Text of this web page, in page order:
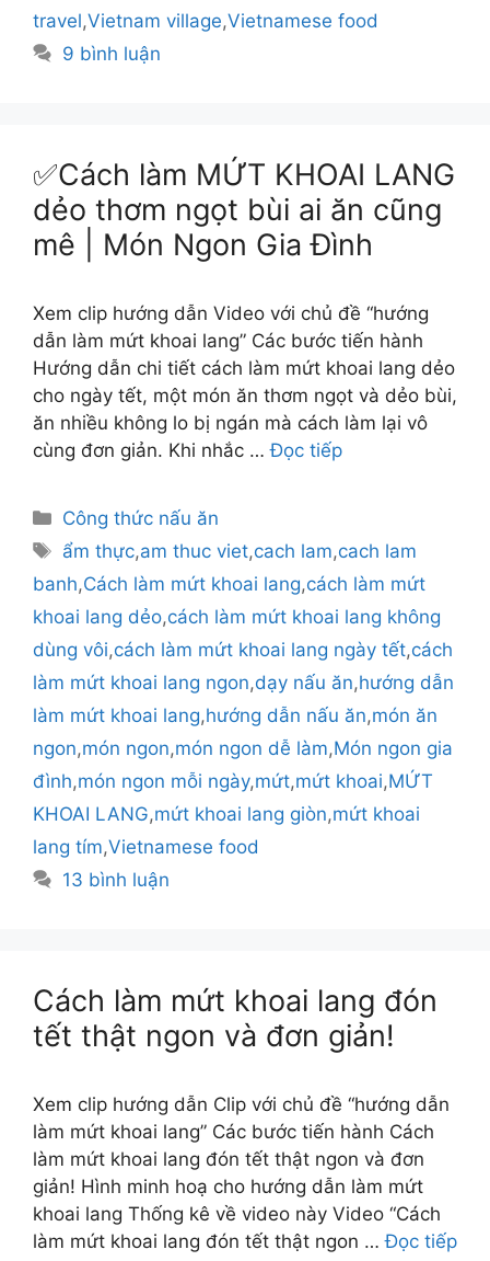
travel,Vietnam village,Vietnamese food
9 bình luận
✅Cách làm MỨT KHOAI LANG
dẻo thơm ngọt bùi ai ăn cũng
mê | Món Ngon Gia Đình
Xem clip hướng dẫn Video với chủ đề “hướng
dẫn làm mứt khoai lang” Các bước tiến hành
Hướng dẫn chi tiết cách làm mứt khoai lang dẻo
cho ngày tết, một món ăn thơm ngọt và dẻo bùi,
ăn nhiều không lo bị ngán mà cách làm lại vô
cùng đơn giản. Khi nhắc …Đọc tiếp
Danh
mục
Công thức nấu ăn
Thẻ
ẩm thực,am thuc viet,cach lam,cach lam
banh,Cách làm mứt khoai lang,cách làm mứt
khoai lang dẻo,cách làm mứt khoai lang không
dùng vôi,cách làm mứt khoai lang ngày tết,cách
làm mứt khoai lang ngon,dạy nấu ăn,hướng dẫn
làm mứt khoai lang,hướng dẫn nấu ăn,món ăn
ngon,món ngon,món ngon dễ làm,Món ngon gia
đình,món ngon mỗi ngày,mứt,mứt khoai,MỨT
KHOAI LANG,mứt khoai lang giòn,mứt khoai
lang tím,Vietnamese food
13 bình luận
Cách làm mứt khoai lang đón
tết thật ngon và đơn giản!
Xem clip hướng dẫn Clip với chủ đề “hướng dẫn
làm mứt khoai lang” Các bước tiến hành Cách
làm mứt khoai lang đón tết thật ngon và đơn
giản! Hình minh hoạ cho hướng dẫn làm mứt
khoai lang Thống kê về video này Video “Cách
làm mứt khoai lang đón tết thật ngon …Đọc tiếp